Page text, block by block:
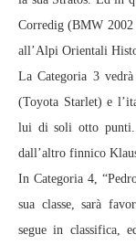
Corredig (BMW 2002
all’Alpi Orientali
La Categoria 3
(Toyota Starlet) e
lui di soli otto punti.
dall’altro finnico
In Categoria 4,
sua classe, sarà
segue in classifica,